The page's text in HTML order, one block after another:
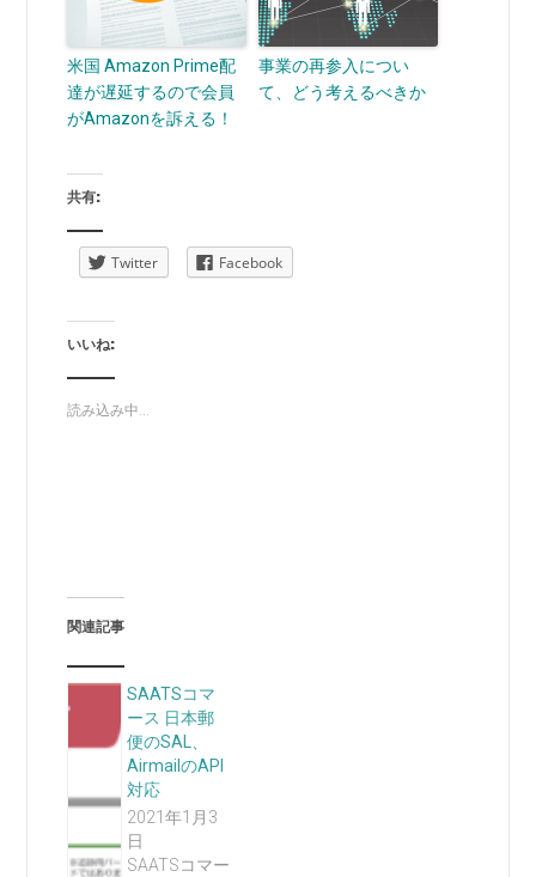
米国 Amazon Prime配
達が遅延するので会員
がAmazonを訴える！
事業の再参入につい
て、どう考えるべきか
共有:
Twitter Facebook
いいね:
読み込み中...
関連記事
SAATSコマ
ース 日本郵
便のSAL、
AirmailのAPI
対応
2021年1月3
日
SAATSコマー